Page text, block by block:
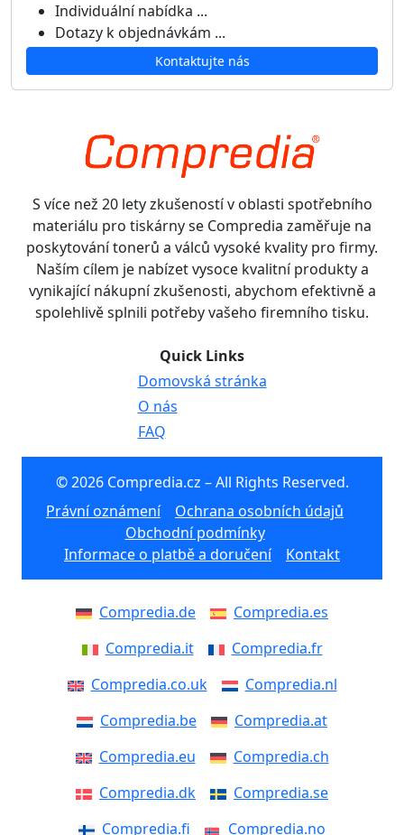
Individuální nabídka ...
Dotazy k objednávkám ...
Kontaktujte nás
S více než 20 lety zkušeností v oblasti spotřebního
materiálu pro tiskárny se Compredia zaměřuje na
poskytování tonerů a válců vysoké kvality pro firmy.
Naším cílem je nabízet vysoce kvalitní produkty a
vynikající nákupní zkušenosti, abychom efektivně a
spolehlivě splnili potřeby vašeho firemního tisku.
Quick Links
Domovská stránka
O nás
FAQ
© 2026 Compredia.cz – All Rights Reserved.
Právní oznámení
Ochrana osobních údajů
Obchodní podmínky
Informace o platbě a doručení
Kontakt
Compredia.de
Compredia.es
Compredia.it
Compredia.fr
Compredia.co.uk
Compredia.nl
Compredia.be
Compredia.at
Compredia.eu
Compredia.ch
Compredia.dk
Compredia.se
Compredia.fi
Compredia.no